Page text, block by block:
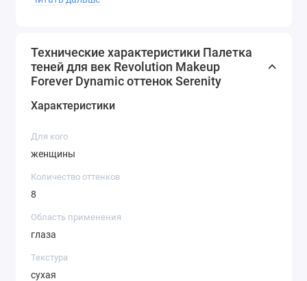
Технические характеристики Палетка
теней для век Revolution Makeup
Forever Dynamic оттенок Serenity
Характеристики
Для кого
женщины
Количество оттенков
8
Область применения
глаза
Текстура
сухая